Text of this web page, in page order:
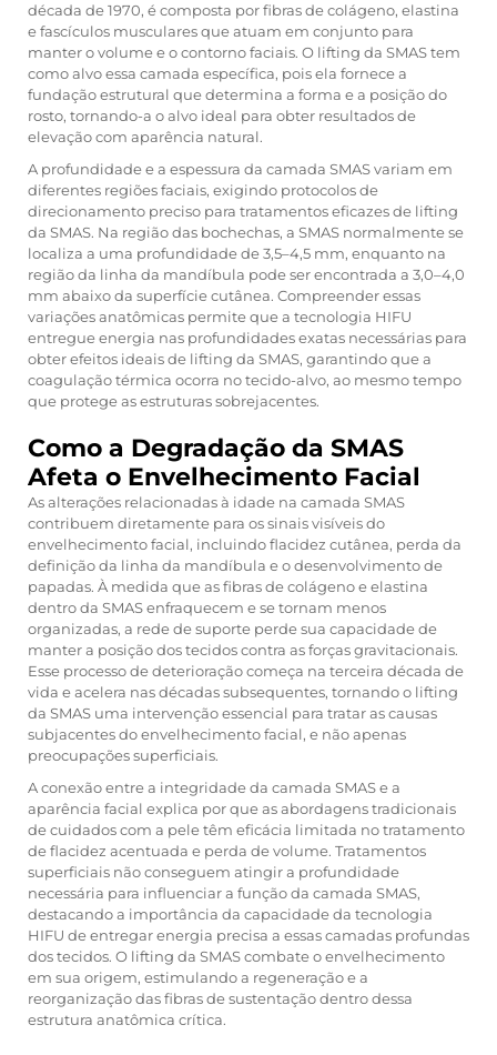
década de 1970, é composta por fibras de colágeno, elastina
e fascículos musculares que atuam em conjunto para
manter o volume e o contorno faciais. O lifting da SMAS tem
como alvo essa camada específica, pois ela fornece a
fundação estrutural que determina a forma e a posição do
rosto, tornando-a o alvo ideal para obter resultados de
elevação com aparência natural.
A profundidade e a espessura da camada SMAS variam em
diferentes regiões faciais, exigindo protocolos de
direcionamento preciso para tratamentos eficazes de lifting
da SMAS. Na região das bochechas, a SMAS normalmente se
localiza a uma profundidade de 3,5–4,5 mm, enquanto na
região da linha da mandíbula pode ser encontrada a 3,0–4,0
mm abaixo da superfície cutânea. Compreender essas
variações anatômicas permite que a tecnologia HIFU
entregue energia nas profundidades exatas necessárias para
obter efeitos ideais de lifting da SMAS, garantindo que a
coagulação térmica ocorra no tecido-alvo, ao mesmo tempo
que protege as estruturas sobrejacentes.
Como a Degradação da SMAS
Afeta o Envelhecimento Facial
As alterações relacionadas à idade na camada SMAS
contribuem diretamente para os sinais visíveis do
envelhecimento facial, incluindo flacidez cutânea, perda da
definição da linha da mandíbula e o desenvolvimento de
papadas. À medida que as fibras de colágeno e elastina
dentro da SMAS enfraquecem e se tornam menos
organizadas, a rede de suporte perde sua capacidade de
manter a posição dos tecidos contra as forças gravitacionais.
Esse processo de deterioração começa na terceira década de
vida e acelera nas décadas subsequentes, tornando o lifting
da SMAS uma intervenção essencial para tratar as causas
subjacentes do envelhecimento facial, e não apenas
preocupações superficiais.
A conexão entre a integridade da camada SMAS e a
aparência facial explica por que as abordagens tradicionais
de cuidados com a pele têm eficácia limitada no tratamento
de flacidez acentuada e perda de volume. Tratamentos
superficiais não conseguem atingir a profundidade
necessária para influenciar a função da camada SMAS,
destacando a importância da capacidade da tecnologia
HIFU de entregar energia precisa a essas camadas profundas
dos tecidos. O lifting da SMAS combate o envelhecimento
em sua origem, estimulando a regeneração e a
reorganização das fibras de sustentação dentro dessa
estrutura anatômica crítica.